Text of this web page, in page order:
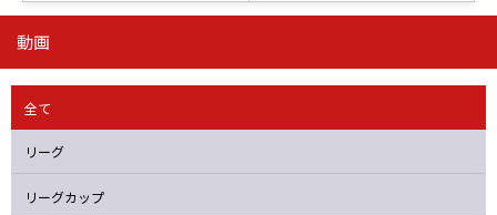
ニッパツ
ニッパツ 名古屋
石人の星
静岡 愛媛Ｌ
動画
全て
リーグ
リーグカップ